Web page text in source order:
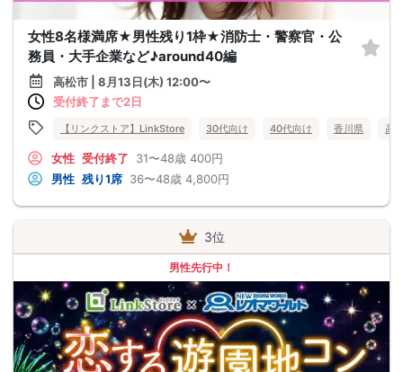
女性8名様満席★男性残り1枠★消防士・警察官・公
務員・大手企業など♪around40編
高松市 | 8月13日(木) 12:00〜
受付終了まで2日
【リンクストア】LinkStore 30代向け 40代向け 香川県 高
女性 受付終了 31〜48歳 400円
男性 残り1席 36〜48歳 4,800円
3位
男性先行中！